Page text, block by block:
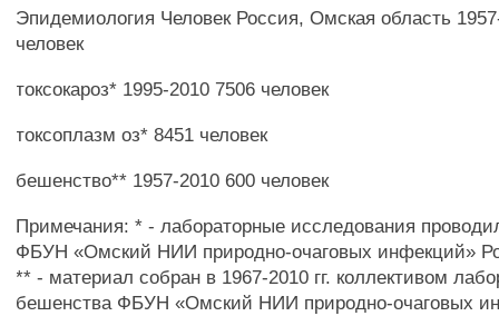
Эпидемиология Человек Россия, Омская область
человек
токсокароз* 1995-2010 7506 человек
токсоплазм оз* 8451 человек
бешенство** 1957-2010 600 человек
Примечания: * - лабораторные исследования
ФБУН «Омский НИИ природно-очаговых инфекций»
** - материал собран в 1967-2010 гг. коллективом
бешенства ФБУН «Омский НИИ природно-очаговых